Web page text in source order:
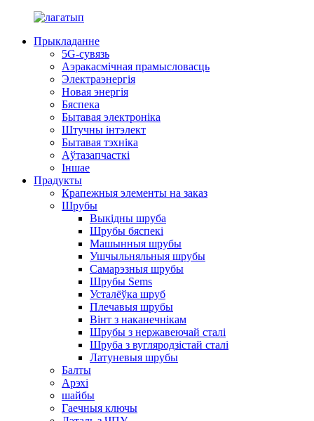
Прыкладанне
5G-сувязь
Аэракасмічная прамысловасць
Электраэнергія
Новая энергія
Бяспека
Бытавая электроніка
Штучны інтэлект
Бытавая тэхніка
Аўтазапчасткі
Іншае
Прадукты
Крапежныя элементы на заказ
Шрубы
Выкідны шруба
Шрубы бяспекі
Машынныя шрубы
Ушчыльняльныя шрубы
Самарэзныя шрубы
Шрубы Sems
Усталёўка шруб
Плечавыя шрубы
Вінт з наканечнікам
Шрубы з нержавеючай сталі
Шруба з вугляродзістай сталі
Латуневыя шрубы
Балты
Арэхі
шайбы
Гаечныя ключы